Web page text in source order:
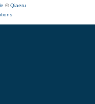
©Qiaeru